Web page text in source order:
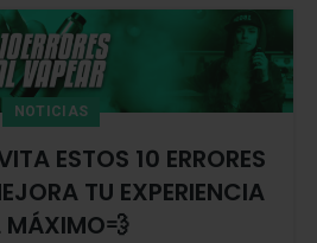
NOTICIAS
ESTOS 10 ERRORES
TU EXPERIENCIA
MÁXIMO💨